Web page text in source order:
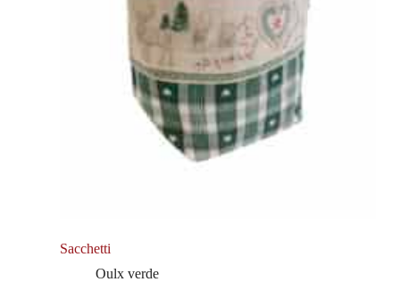
Sacchetti
Oulx verde